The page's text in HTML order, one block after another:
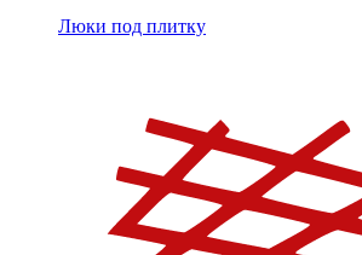
Люки под плитку